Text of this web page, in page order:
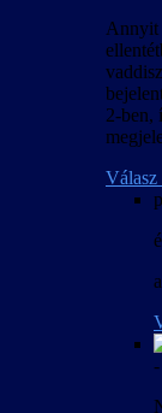
Annyit
2-ben,
Válasz
-